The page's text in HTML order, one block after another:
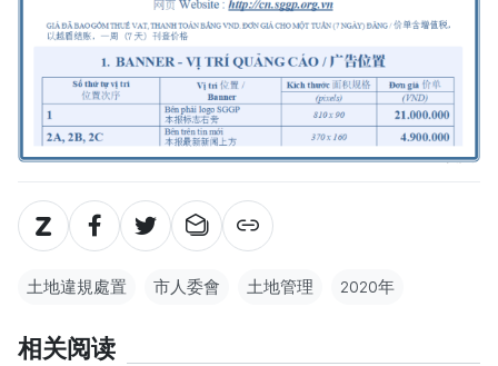
土地違規處置 市人委會 土地管理 2020年
相关阅读